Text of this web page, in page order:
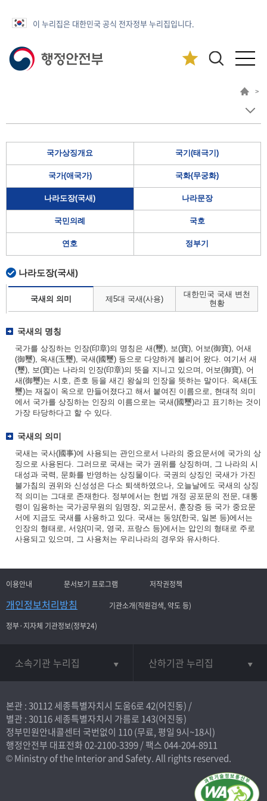
이 누리집은 대한민국 공식 전자정부 누리집입니다.
>
국가상징개요 국기(태극기)
국가(애국가) 국화(무궁화)
나라도장(국새) 나라문장
국민의례 국호
연호 정부기
나라도장(국새)
국새의 의미 제5대 국새(사용)
대한민국 국새 변천
현황
국새의 명칭
국가를 상징하는 인장(印章)의 명칭은 새(璽), 보(寶), 어보(御寶), 어새
(御璽), 옥새(玉璽), 국새(國璽) 등으로 다양하게 불리어 왔다. 여기서 새
(璽), 보(寶)는 나라의 인장(印章)의 뜻을 지니고 있으며, 어보(御寶), 어
새(御璽)는 시호, 존호 등을 새긴 왕실의 인장을 뜻하는 말이다. 옥새(玉
璽)는 재질이 옥으로 만들어졌다고 해서 붙여진 이름으로, 현대적 의미
에서 국가를 상징하는 인장의 이름으로는 국새(國璽)라고 표기하는 것이
가장 타당하다고 할 수 있다.
국새의 의미
국새는 국사(國事)에 사용되는 관인으로서 나라의 중요문서에 국가의 상
징으로 사용된다. 그러므로 국새는 국가 권위를 상징하며, 그 나라의 시
대성과 국력, 문화를 반영하는 상징물이다. 국권의 상징인 국새가 가진
불가침의 권위와 신성성은 다소 퇴색하였으나, 오늘날에도 국새의 상징
적 의미는 그대로 존재한다. 정부에서는 헌법 개정 공포문의 전문, 대통
령이 임용하는 국가공무원의 임명장, 외교문서, 훈장증 등 국가 중요문
서에 지금도 국새를 사용하고 있다. 국새는 동양(한국, 일본 등)에서는
인장의 형태로, 서양(미국, 영국, 프랑스 등)에서는 압인의 형태로 주로
사용되고 있으며, 그 사용처는 우리나라의 경우와 유사하다.
이용안내 문서보기 프로그램 저작권정책
개인정보처리방침
기관소개(직원검색, 약도 등)
정부·지자체 기관정보(정부24)
소속기관 누리집 산하기관 누리집
본관 : 30112 세종특별자치시 도움6로 42(어진동) /
별관 : 30116 세종특별자치시 가름로 143(어진동)
정부민원안내콜센터 국번없이 110(무료, 평일 9시~18시)
행정안전부 대표전화02-2100-3399/ 팩스 044-204-8911
© Ministry of the Interior and Safety. All rights reserved.